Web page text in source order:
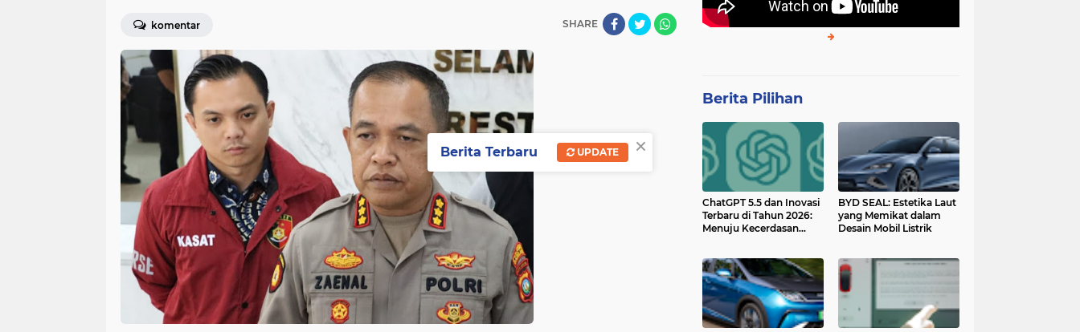
komentar SHARE
Berita Pilihan
ChatGPT 5.5 dan Inovasi
Terbaru di Tahun 2026:
Menuju Kecerdasan
BYD SEAL: Estetika Laut
yang Memikat dalam
Desain Mobil Listrik
×
Berita Terbaru UPDATE